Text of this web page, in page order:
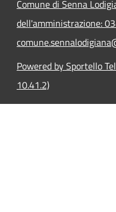
Comune di Senna
dell'amministrazione:
Powered by Sportello
10.41.2)